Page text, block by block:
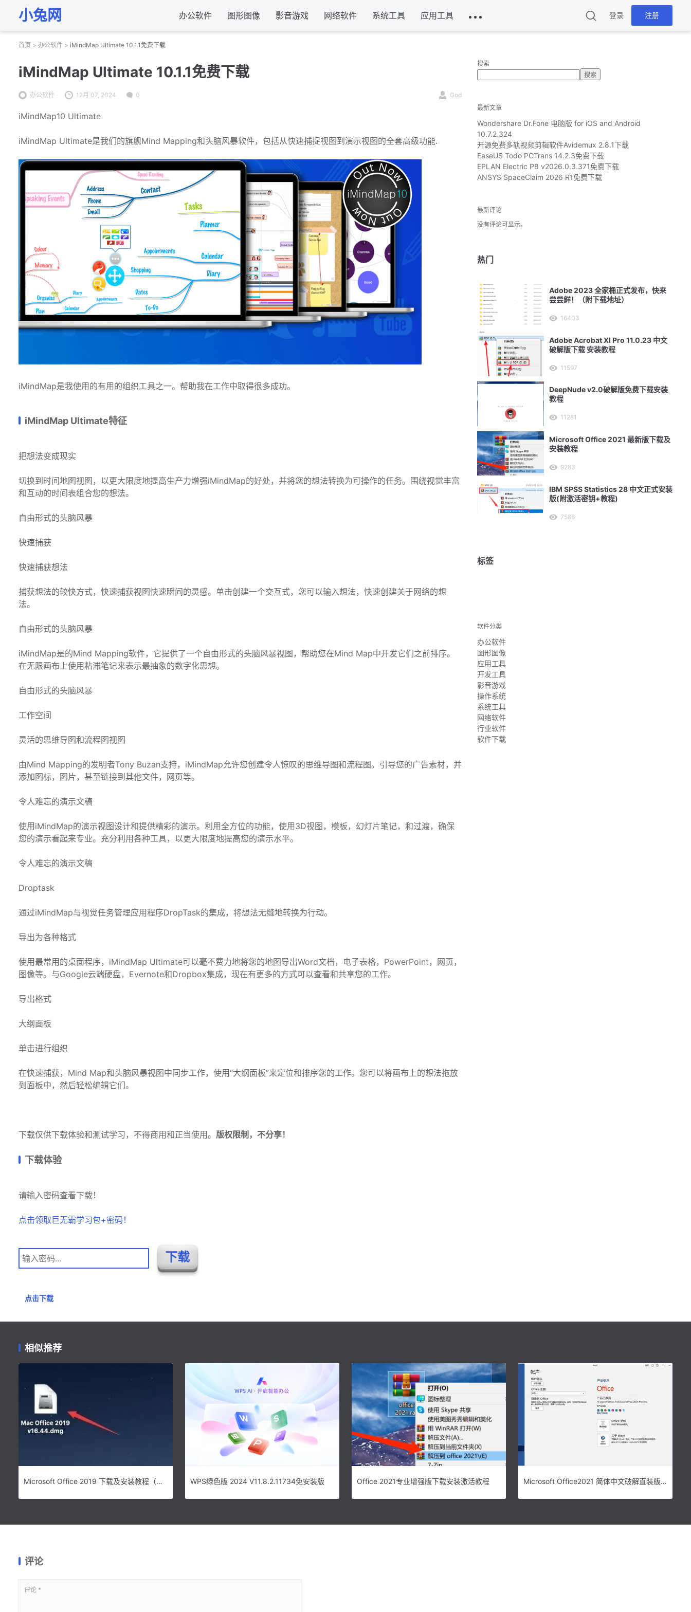
小兔网 办公软件 图形图像 影音游戏 网络软件 系统工具 应用工具 登录 注册
首页 > 办公软件 > iMindMap Ultimate 10.1.1免费下载
iMindMap Ultimate 10.1.1免费下载
办公软件 12月 07, 2024 0 God
iMindMap10 Ultimate
iMindMap Ultimate是我们的旗舰Mind Mapping和头脑风暴软件，包括从快速捕捉视图到演示视图的全套高级功能.
iMindMap是我使用的有用的组织工具之一。帮助我在工作中取得很多成功。
iMindMap Ultimate特征
把想法变成现实
切换到时间地图视图，以更大限度地提高生产力增强iMindMap的好处，并将您的想法转换为可操作的任务。围绕视觉丰富
和互动的时间表组合您的想法。
自由形式的头脑风暴
快速捕获
快速捕获想法
捕获想法的较快方式，快速捕获视图快速瞬间的灵感。单击创建一个交互式，您可以输入想法，快速创建关于网络的想
法。
自由形式的头脑风暴
iMindMap是的Mind Mapping软件，它提供了一个自由形式的头脑风暴视图，帮助您在Mind Map中开发它们之前排序。
在无限画布上使用粘滞笔记来表示最抽象的数字化思想。
自由形式的头脑风暴
工作空间
灵活的思维导图和流程图视图
由Mind Mapping的发明者Tony Buzan支持，iMindMap允许您创建令人惊叹的思维导图和流程图。引导您的广告素材，并
添加图标，图片，甚至链接到其他文件，网页等。
令人难忘的演示文稿
使用iMindMap的演示视图设计和提供精彩的演示。利用全方位的功能，使用3D视图，模板，幻灯片笔记，和过渡，确保
您的演示看起来专业。充分利用各种工具，以更大限度地提高您的演示水平。
令人难忘的演示文稿
Droptask
通过iMindMap与视觉任务管理应用程序DropTask的集成，将想法无缝地转换为行动。
导出为各种格式
使用最常用的桌面程序，iMindMap Ultimate可以毫不费力地将您的地图导出Word文档，电子表格，PowerPoint，网页，
图像等。与Google云端硬盘，Evernote和Dropbox集成，现在有更多的方式可以查看和共享您的工作。
导出格式
大纲面板
单击进行组织
在快速捕获，Mind Map和头脑风暴视图中同步工作，使用“大纲面板”来定位和排序您的工作。您可以将画布上的想法拖放
到面板中，然后轻松编辑它们。
下载仅供下载体验和测试学习，不得商用和正当使用。 版权限制，不分享！
下载体验
请输入密码查看下载！
点击领取巨无霸学习包+密码！
点击下载
搜索
搜索
最新文章
Wondershare Dr.Fone 电脑版 for iOS and Android
10.7.2.324
开源免费多轨视频剪辑软件Avidemux 2.8.1下载
EaseUS Todo PCTrans 14.2.3免费下载
EPLAN Electric P8 v2026.0.3.371免费下载
ANSYS SpaceClaim 2026 R1免费下载
最新评论
没有评论可显示。
热门
Adobe 2023 全家桶正式发布，快来
尝尝鲜！（附下载地址）
16403
Adobe Acrobat XI Pro 11.0.23 中文
破解版下载 安装教程
11597
DeepNude v2.0破解版免费下载安装
教程
11281
Microsoft Office 2021 最新版下载及
安装教程
9283
IBM SPSS Statistics 28 中文正式安装
版(附激活密钥+教程)
7586
标签
软件分类
办公软件
图形图像
应用工具
开发工具
影音游戏
操作系统
系统工具
网络软件
行业软件
软件下载
相似推荐
Microsoft Office 2019 下载及安装教程（Mac版） WPS绿色版 2024 V11.8.2.11734免安装版 Office 2021专业增强版下载安装激活教程 Microsoft Office2021 简体中文破解直装版下载(附安装教程)
评论